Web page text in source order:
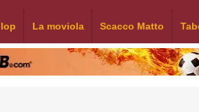
La moviola Scacco Matto